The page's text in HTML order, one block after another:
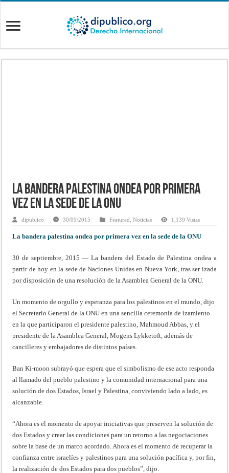
La bandera palestina ondea por primera
vez en la sede de la ONU
dipublico 30/09/2015 Featured,Noticias 1,139 Vistas
La bandera palestina ondea por primera vez en la sede de la ONU
30 de septiembre, 2015 — La bandera del Estado de Palestina ondea a
partir de hoy en la sede de Naciones Unidas en Nueva York, tras ser izada
por disposición de una resolución de la Asamblea General de la ONU.
Un momento de orgullo y esperanza para los palestinos en el mundo, dijo
el Secretario General de la ONU en una sencilla ceremonia de izamiento
en la que participaron el presidente palestino, Mahmoud Abbas, y el
presidente de la Asamblea General, Mogens Lykketoft, además de
cancilleres y embajadores de distintos países.
Ban Ki-moon subrayó que espera que el simbolismo de ese acto responda
al llamado del pueblo palestino y la comunidad internacional para una
solución de dos Estados, Israel y Palestina, conviviendo lado a lado, es
alcanzable.
“Ahora es el momento de apoyar iniciativas que preserven la solución de
dos Estados y crear las condiciones para un retorno a las negociaciones
sobre la base de un marco acordado. Ahora es el momento de recuperar la
confianza entre israelíes y palestinos para una solución pacífica y, por fin,
la realización de dos Estados para dos pueblos”, dijo.